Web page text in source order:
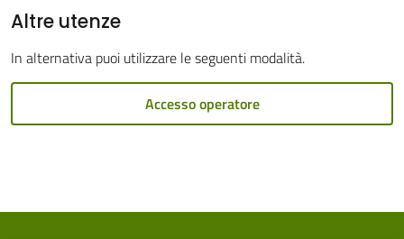
Tutti
Altre utenze
In alternativa puoi utilizzare le seguenti modalità.
Accesso operatore